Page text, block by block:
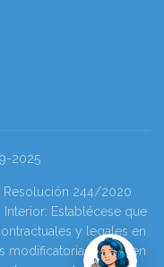
2025
Resolución 244/2020
Establécese que
y legales en
modificatorias se tienen